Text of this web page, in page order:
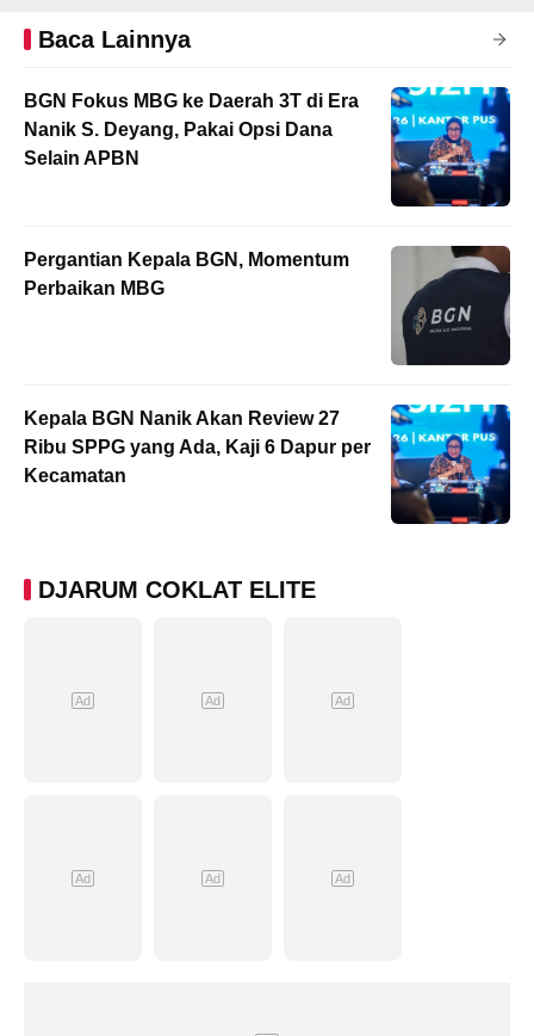
Baca Lainnya
BGN Fokus MBG ke Daerah 3T di Era
Nanik S. Deyang, Pakai Opsi Dana
Selain APBN
Pergantian Kepala BGN, Momentum
Perbaikan MBG
Kepala BGN Nanik Akan Review 27
Ribu SPPG yang Ada, Kaji 6 Dapur per
Kecamatan
DJARUM COKLAT ELITE